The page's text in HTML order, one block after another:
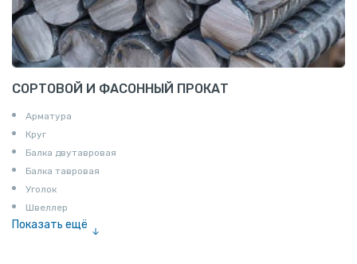
СОРТОВОЙ И ФАСОННЫЙ ПРОКАТ
Арматура
Круг
Балка двутавровая
Балка тавровая
Уголок
Швеллер
Показать ещё